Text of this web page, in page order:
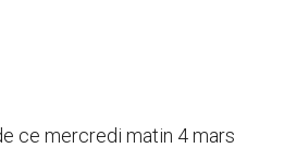
ce mercredi matin 4 mars